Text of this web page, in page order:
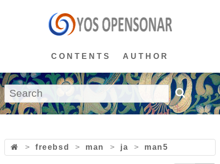
CONTENTS AUTHOR
> freebsd > man > ja > man5